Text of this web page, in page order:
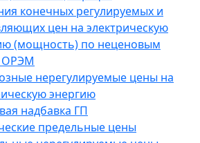
конечных регулируемых и
цен на электрическую
(мощность) по неценовым
ОРЭМ
нерегулируемые цены на
энергию
надбавка ГП
предельные цены